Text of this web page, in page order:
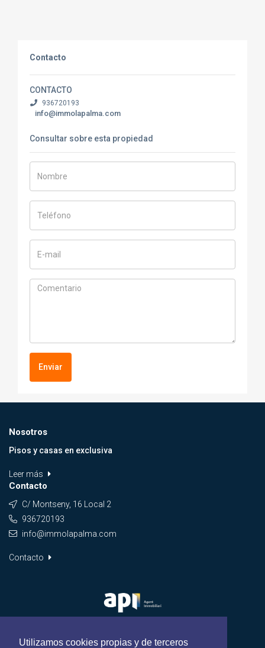
Utilizamos cookies propias y de terceros
Contacto
CONTACTO
936720193
info@immolapalma.com
Consultar sobre esta propiedad
Enviar
Nosotros
Pisos y casas en exclusiva
Leer más
Contacto
C/ Montseny, 16 Local 2
936720193
info@immolapalma.com
Contacto